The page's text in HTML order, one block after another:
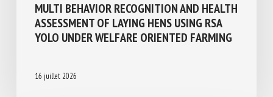
MULTI BEHAVIOR RECOGNITION AND
HEALTH ASSESSMENT OF LAYING HENS
USING RSA YOLO UNDER WELFARE